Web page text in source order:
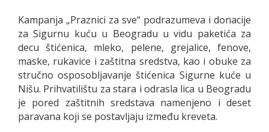
Kampanja „Praznici za sve“ podrazumeva i donacije
za Sigurnu kuću u Beogradu u vidu paketića za
decu štićenica, mleko, pelene, grejalice, fenove,
maske, rukavice i zaštitna sredstva, kao i obuke za
stručno osposobljavanje štićenica Sigurne kuće u
Nišu. Prihvatilištu za stara i odrasla lica u Beogradu
je pored zaštitnih sredstava namenjeno i deset
paravana koji se postavljaju između kreveta.